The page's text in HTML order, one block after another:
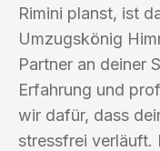
Rimini planst, ist
Umzugskönig
Partner an deiner
Erfahrung und
wir dafür, dass
stressfrei verläuft.